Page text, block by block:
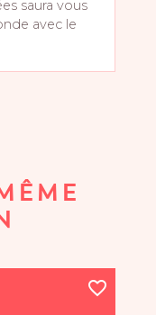
saura vous
avec le
favorite_border